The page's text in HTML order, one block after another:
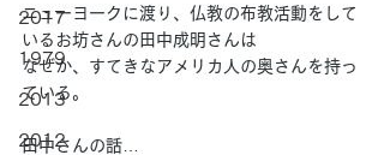
2017
1979
2013
2012
ニューヨークに渡り、仏教の布教活動をして
いるお坊さんの田中成明さんは
なぜか、すてきなアメリカ人の奥さんを持っ
ている。
田中さんの話…